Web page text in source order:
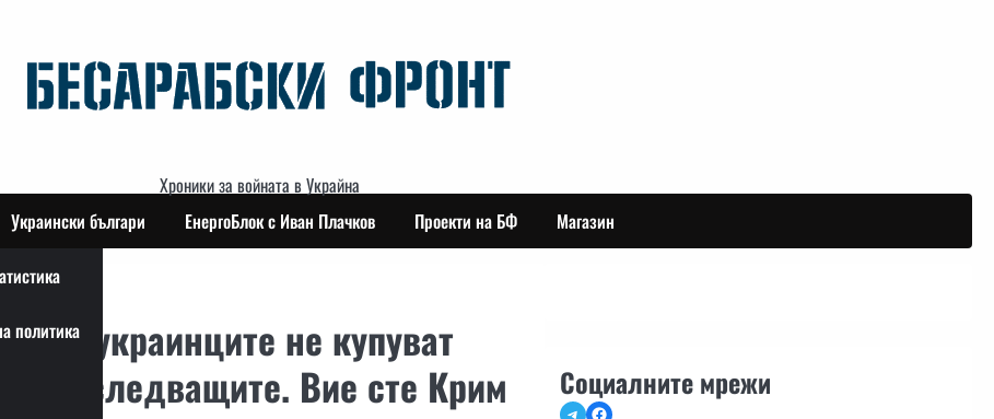
Хроники за войната в Украйна
политика
Украински българи ЕнергоБлок с Иван Плачков Проекти на БФ Магазин
украинците не купуват
следващите. Вие сте Крим
Социалните мрежи
TelegramFacebook